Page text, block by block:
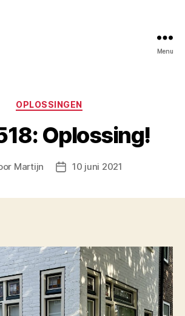
Menu
Categorieën
OPLOSSINGEN
Oplossing!
Martijn Berichtdatum
10 juni 2021